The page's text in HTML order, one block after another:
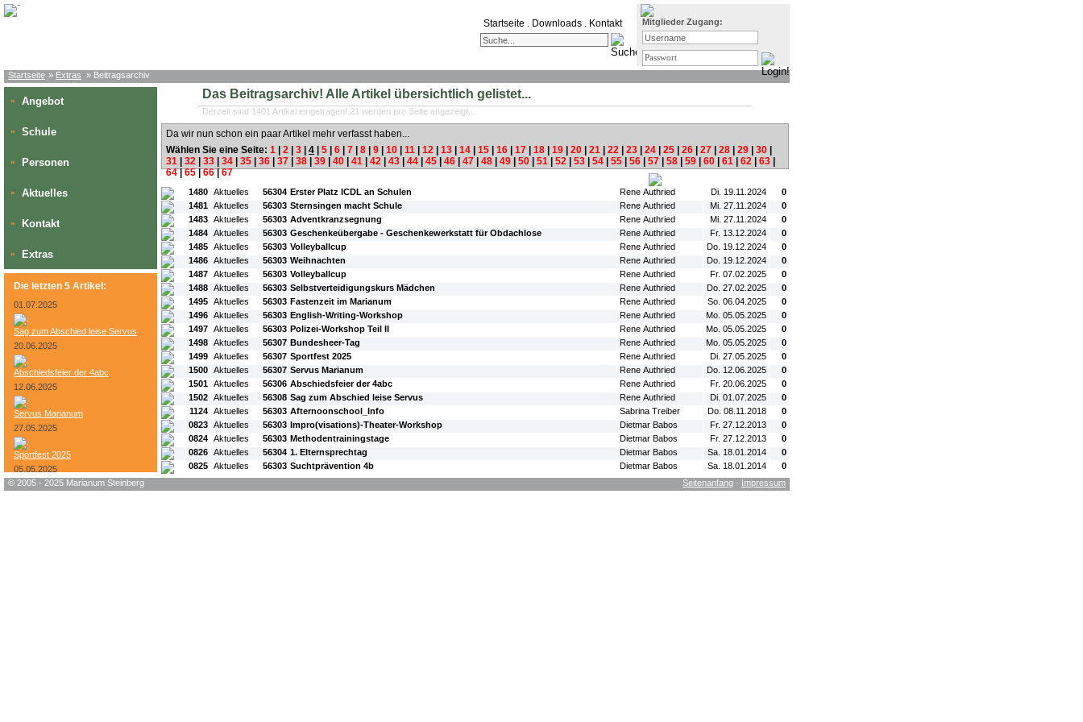
Startseite . Downloads . Kontakt Mitglieder Zugang:
Startseite » Extras » Beitragsarchiv
» Angebot
» Schule
» Personen
» Aktuelles
» Kontakt
» Extras
Die letzten 5 Artikel:
01.07.2025
Sag zum Abschied leise Servus
20.06.2025
Abschiedsfeier der 4abc
12.06.2025
Servus Marianum
27.05.2025
Sportfest 2025
05.05.2025
Das Beitragsarchiv! Alle Artikel übersichtlich gelistet...
Derzeit sind 1401 Artikel eingetragen! 21 werden pro Seite angezeigt...
Da wir nun schon ein paar Artikel mehr verfasst haben...
Wählen Sie eine Seite: 1 2 3 4 5 6 7 8 9 10 11 12 13 14 15 16 17 18 19 20 21 22 23 24 25 26 27 28 29 30
31
32 33 34 35 36 37 38 39 40 41 42 43 44 45 46 47 48 49 50 51 52 53 54 55 56 57 58 59 60 61 62 63
64|65|66|67
#L: #ID: #Rubrik:
1480 Aktuelles 56304 Erster Platz ICDL an Schulen Rene Authried Di. 19.11.2024
0
1481 Aktuelles 56303 Sternsingen macht Schule Rene Authried Mi. 27.11.2024
0
1483 Aktuelles 56303 Adventkranzsegnung Rene Authried Mi. 27.11.2024
0
1484 Aktuelles 56303 Geschenkeübergabe - Geschenkewerkstatt für Obdachlose Rene Authried Fr. 13.12.2024
0
1485 Aktuelles 56303 Volleyballcup Rene Authried Do. 19.12.2024
0
1486 Aktuelles 56303 Weihnachten Rene Authried Do. 19.12.2024
0
1487 Aktuelles 56303 Volleyballcup Rene Authried Fr. 07.02.2025
0
1488 Aktuelles 56303 Selbstverteidigungskurs Mädchen Rene Authried Do. 27.02.2025
0
1495 Aktuelles 56303 Fastenzeit im Marianum Rene Authried So. 06.04.2025
0
1496 Aktuelles 56303 English-Writing-Workshop Rene Authried Mo. 05.05.2025
0
1497 Aktuelles 56303 Polizei-Workshop Teil II Rene Authried Mo. 05.05.2025
0
1498 Aktuelles 56307 Bundesheer-Tag Rene Authried Mo. 05.05.2025
0
1499 Aktuelles 56307 Sportfest 2025 Rene Authried Di. 27.05.2025
0
1500 Aktuelles 56307 Servus Marianum Rene Authried Do. 12.06.2025
0
1501 Aktuelles 56306 Abschiedsfeier der 4abc Rene Authried Fr. 20.06.2025
0
1502 Aktuelles 56308 Sag zum Abschied leise Servus Rene Authried Di. 01.07.2025
0
1124 Aktuelles 56303 Afternoonschool_Info Sabrina Treiber Do. 08.11.2018
0
0823 Aktuelles 56303 Impro(visations)-Theater-Workshop Dietmar Babos Fr. 27.12.2013
0
0824 Aktuelles 56303 Methodentrainingstage Dietmar Babos Fr. 27.12.2013
0
0826 Aktuelles 56304 1. Elternsprechtag Dietmar Babos Sa. 18.01.2014
0
0825 Aktuelles 56303 Suchtprävention 4b Dietmar Babos Sa. 18.01.2014
0
© 2005 - 2025 Marianum Steinberg
Seitenanfang · Impressum